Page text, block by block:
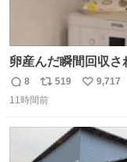
卵産んだ瞬間回収さ
返
信
8
リ
ポ
数
519
い
数
9,717
11時間前